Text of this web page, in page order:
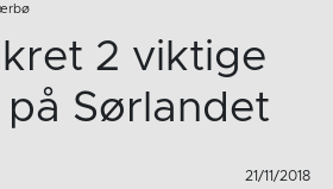
2 viktige
Sørlandet
21/11/2018